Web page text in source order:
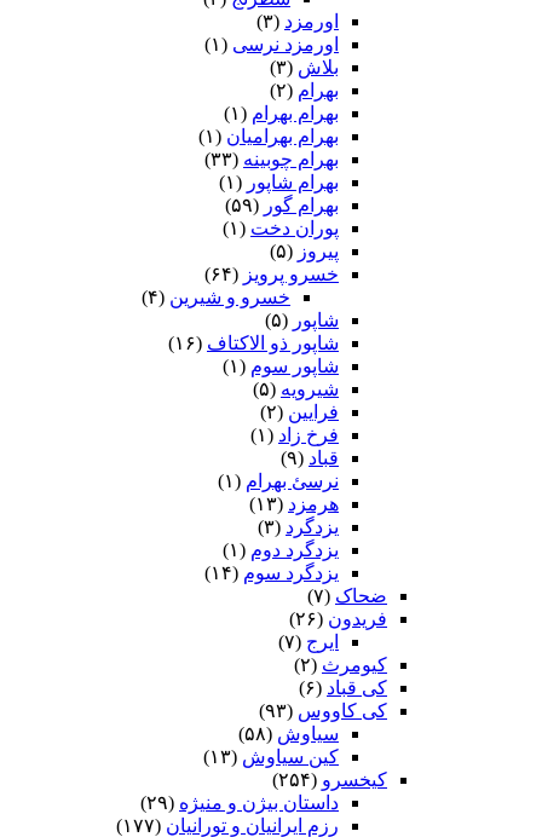
اورمزد (۳)
اورمزد نرسى‏ (۱)
بلاش (۳)
بهرام (۲)
بهرام بهرام (۱)
بهرام بهرامیان‏ (۱)
بهرام چوبینه (۳۳)
بهرام شاپور (۱)
بهرام گور (۵۹)
پوران دخت (۱)
پیروز (۵)
خسرو پرویز (۶۴)
خسرو و شیرین (۴)
شاپور (۵)
شاپور ذو الاکتاف (۱۶)
شاپور سوم‏ (۱)
شیرویه (۵)
فرایین (۲)
فرخ زاد (۱)
قباد (۹)
نرسئ بهرام‏ (۱)
هرمزد (۱۳)
یزدگرد (۳)
یزدگرد دوم (۱)
یزدگرد سوم (۱۴)
ضحاک (۷)
فریدون (۲۶)
ایرج (۷)
کیومرث (۲)
کی قباد (۶)
کی کاووس (۹۳)
سیاوش (۵۸)
کین سیاوش (۱۳)
کیخسرو (۲۵۴)
داستان بیژن و منیژه (۲۹)
رزم ایرانیان و تورانیان (۱۷۷)